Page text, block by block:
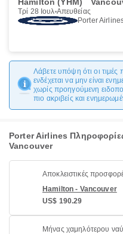
Τρί 28 Ιουλ Απευθείας
Porter
Λάβετε υπόψη ότι οι τιμές
ενδέχεται να μην είναι
χωρίς προηγούμενη
πιο ακριβείς και
Porter Airlines
Vancouver
Αποκλειστικές
Hamilton - Vancouver
US$ 190.29
Μήνας χαμηλότερου